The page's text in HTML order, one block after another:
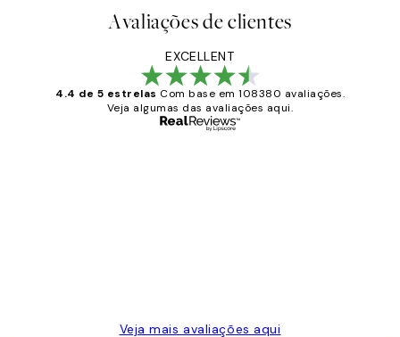
Avaliações de clientes
EXCELLENT
4.4 de 5 estrelas Com base em 108380 avaliações.
Veja algumas das avaliações aqui.
Veja mais avaliações aqui